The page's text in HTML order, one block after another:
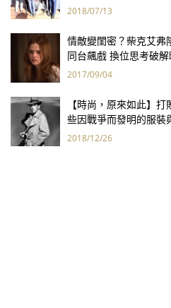
2018/07/13
情敵變閨密？柴克艾弗
同台飆戲 換位思考破
2017/09/04
【時尚，原來如此】
些因戰爭而發明的服裝
2018/12/26